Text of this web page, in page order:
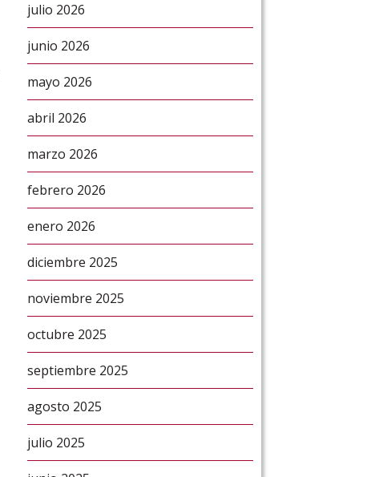
julio 2026
junio 2026
mayo 2026
abril 2026
marzo 2026
febrero 2026
enero 2026
diciembre 2025
noviembre 2025
octubre 2025
septiembre 2025
agosto 2025
julio 2025